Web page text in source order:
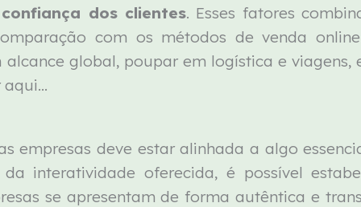
dos clientes. Esses fatores
com os métodos de venda
global, poupar em logística e viagens,
aqui…
empresas deve estar alinhada a algo
interatividade oferecida, é possível
se apresentam de forma autêntica e